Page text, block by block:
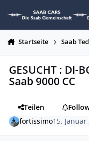
Startseite Saab
GESUCHT : DI-
Saab 9000 CC
Teilen
fortissimo15.